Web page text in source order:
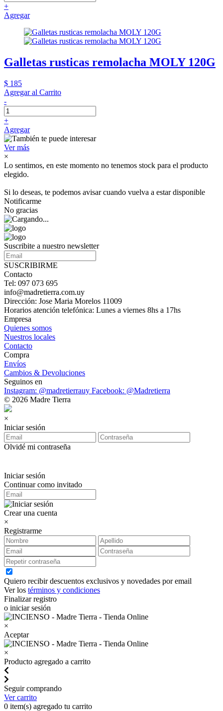
+
Agregar
Galletas rusticas remolacha MOLY 120G
$ 185
Agregar al Carrito
-
+
Agregar
Ver más
×
Lo sentimos, en este momento no tenemos stock para el producto
elegido.
Si lo deseas, te podemos avisar cuando vuelva a estar disponible
Notificarme
No gracias
Suscribite a nuestro newsletter
SUSCRIBIRME
Contacto
Tel: 097 073 695
info@madretierra.com.uy
Dirección: Jose Maria Morelos 11009
Horarios atención telefónica: Lunes a viernes 8hs a 17hs
Empresa
Quienes somos
Nuestros locales
Contacto
Compra
Envíos
Cambios & Devoluciones
Seguinos en
Instagram: @madretierrauy Facebook: @Madretierra
© 2026 Madre Tierra
×
Iniciar sesión
Olvidé mi contraseña
Iniciar sesión
Continuar como invitado
Crear una cuenta
×
Registrarme
Quiero recibir descuentos exclusivos y novedades por email
Ver los términos y condiciones
Finalizar registro
o iniciar sesión
×
Aceptar
×
Producto agregado a carrito
Seguir comprando
Ver carrito
0 item(s) agregado tu carrito